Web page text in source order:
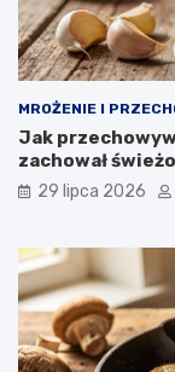
MROŻENIE I
Jak
zachował
29 lipca 2026